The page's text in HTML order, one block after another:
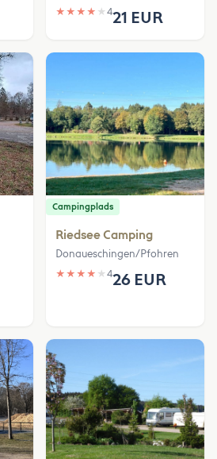
★ ★ ★ ★ ★ 421 EUR
Campingplads
Riedsee Camping
Donaueschingen/Pfohren
★ ★ ★ ★ ★ 426 EUR